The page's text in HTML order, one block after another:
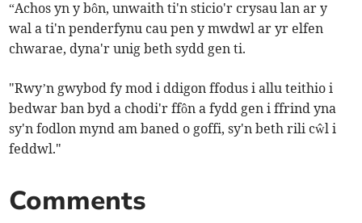
“Achos yn y bôn, unwaith ti'n sticio'r crysau lan ar y
wal a ti'n penderfynu cau pen y mwdwl ar yr elfen
chwarae, dyna'r unig beth sydd gen ti.
"Rwy’n gwybod fy mod i ddigon ffodus i allu teithio i
bedwar ban byd a chodi'r ffôn a fydd gen i ffrind yna
sy'n fodlon mynd am baned o goffi, sy'n beth rili cŵl i
feddwl."
Comments